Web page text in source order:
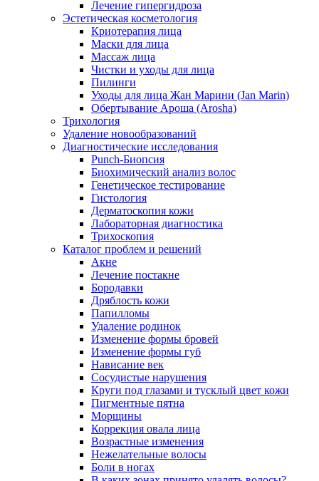
Лечение гипергидроза
Эстетическая косметология
Криотерапия лица
Маски для лица
Массаж лица
Чистки и уходы для лица
Пилинги
Уходы для лица Жан Марини (Jan Marin)
Обертывание Ароша (Arosha)
Трихология
Удаление новообразований
Диагностические исследования
Punch-Биопсия
Биохимический анализ волос
Генетическое тестирование
Гистология
Дерматоскопия кожи
Лабораторная диагностика
Трихоскопия
Каталог проблем и решений
Акне
Лечение постакне
Бородавки
Дряблость кожи
Папилломы
Удаление родинок
Изменение формы бровей
Изменение формы губ
Нависание век
Сосудистые нарушения
Круги под глазами и тусклый цвет кожи
Пигментные пятна
Морщины
Коррекция овала лица
Возрастные изменения
Нежелательные волосы
Боли в ногах